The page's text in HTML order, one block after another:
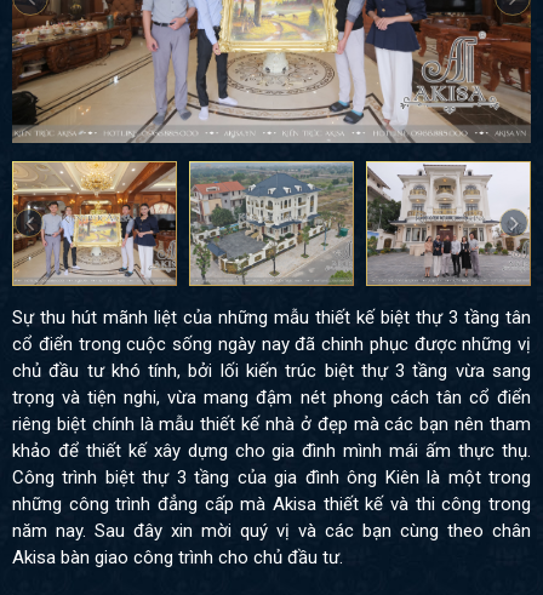
Sự thu hút mãnh liệt của những mẫu thiết kế biệt thự 3 tầng tân
cổ điển trong cuộc sống ngày nay đã chinh phục được những vị
chủ đầu tư khó tính, bởi lối kiến trúc biệt thự 3 tầng vừa sang
trọng và tiện nghi, vừa mang đậm nét phong cách tân cổ điển
riêng biệt chính là mẫu thiết kế nhà ở đẹp mà các bạn nên tham
khảo để thiết kế xây dựng cho gia đình mình mái ấm thực thụ.
Công trình biệt thự 3 tầng của gia đình ông Kiên là một trong
những công trình đẳng cấp mà Akisa thiết kế và thi công trong
năm nay. Sau đây xin mời quý vị và các bạn cùng theo chân
Akisa bàn giao công trình cho chủ đầu tư.